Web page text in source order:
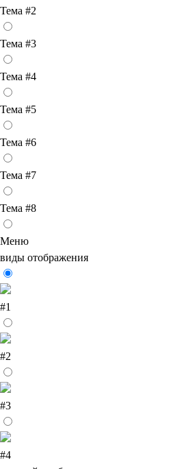
Тема #2
Тема #3
Тема #4
Тема #5
Тема #6
Тема #7
Тема #8
Меню
виды отображения
#1
#2
#3
#4